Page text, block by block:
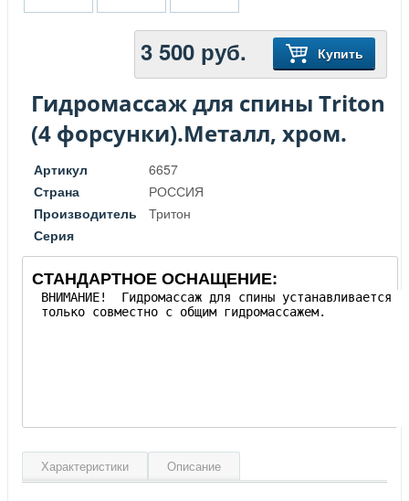
3 500 руб. Купить
Гидромассаж для спины Triton
(4 форсунки).Металл, хром.
Артикул
6657
Страна
РОССИЯ
Производитель
Тритон
Серия
СТАНДАРТНОЕ ОСНАЩЕНИЕ:
Характеристики Описание